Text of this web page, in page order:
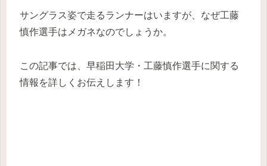
サングラス姿で走るランナーはいますが、なぜ工藤
慎作選手はメガネなのでしょうか。
この記事では、早稲田大学・工藤慎作選手に関する
情報を詳しくお伝えします！